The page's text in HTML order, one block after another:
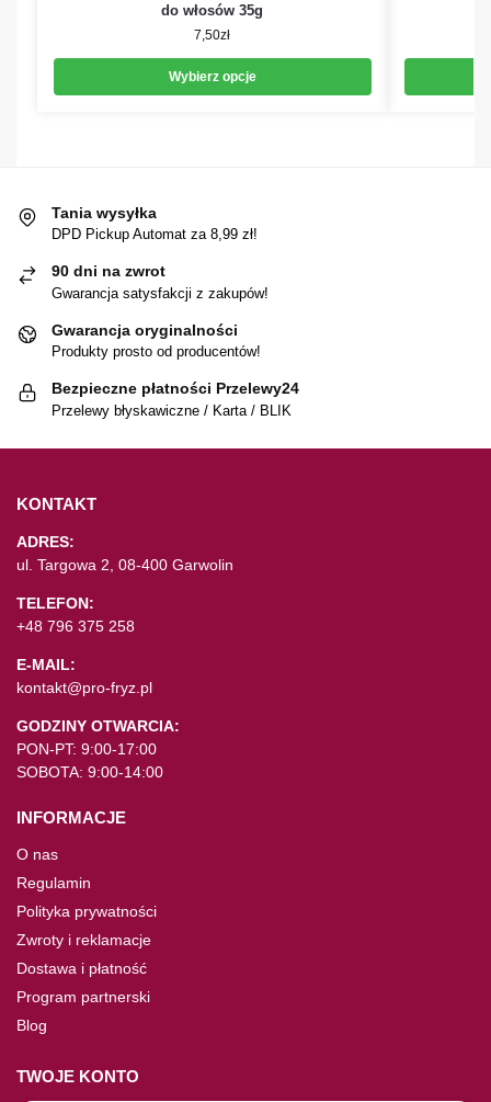
do włosów 35g
7,50zł
Wybierz opcje
Tania wysyłka
DPD Pickup Automat za 8,99 zł!
90 dni na zwrot
Gwarancja satysfakcji z zakupów!
Gwarancja oryginalności
Produkty prosto od producentów!
Bezpieczne płatności Przelewy24
Przelewy błyskawiczne / Karta / BLIK
KONTAKT
ADRES:
ul. Targowa 2, 08-400 Garwolin
TELEFON:
+48 796 375 258
E-MAIL:
kontakt@pro-fryz.pl
GODZINY OTWARCIA:
PON-PT: 9:00-17:00
SOBOTA: 9:00-14:00
INFORMACJE
O nas
Regulamin
Polityka prywatności
Zwroty i reklamacje
Dostawa i płatność
Program partnerski
Blog
TWOJE KONTO